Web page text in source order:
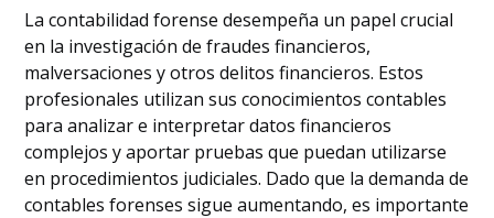
La contabilidad forense desempeña un papel crucial
en la investigación de fraudes financieros,
malversaciones y otros delitos financieros. Estos
profesionales utilizan sus conocimientos contables
para analizar e interpretar datos financieros
complejos y aportar pruebas que puedan utilizarse
en procedimientos judiciales. Dado que la demanda de
contables forenses sigue aumentando, es importante